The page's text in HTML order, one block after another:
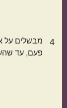
4
פעם, עד